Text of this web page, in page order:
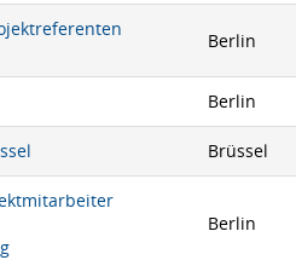
Berlin
Berlin
Brüssel
Berlin